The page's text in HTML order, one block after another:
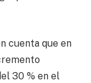
cuenta que en
30 % en el